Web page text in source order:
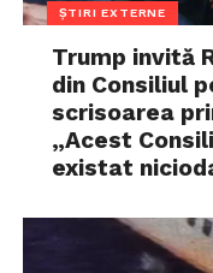
ȘTIRI EXTERNE
Trump invită
din Consiliul
scrisoarea
„Acest
existat